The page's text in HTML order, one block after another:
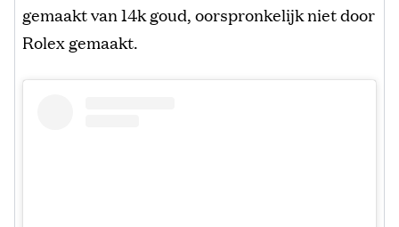
gemaakt van 14k goud, oorspronkelijk niet door
Rolex gemaakt.